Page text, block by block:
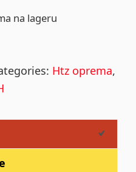
na lageru
Htz oprema,